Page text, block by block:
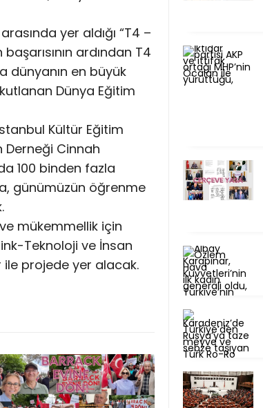
yer aldığı “T4 –
ardından T4
dünyanın en büyük
Dünya Eğitim
Kültür Eğitim
Derneği Cinnah
100 binden fazla
günümüzün öğrenme
mükemmellik için
Teknoloji ve İnsan
projede yer alacak.